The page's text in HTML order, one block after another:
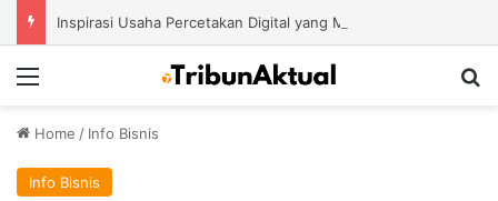
Home / Info Bisnis
Info Bisnis